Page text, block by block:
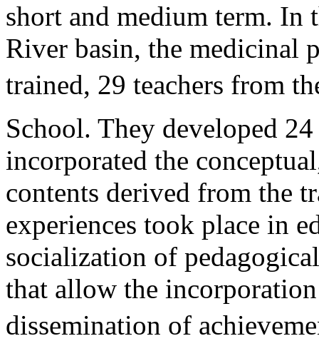
short and medium term. In
River basin, the medicinal
trained, 29 teachers from
School. They developed
incorporated the
contents derived from the
experiences took place in
socialization of
that allow the
dissemination of